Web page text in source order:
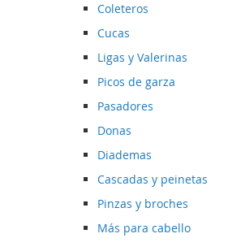
Coleteros
Cucas
Ligas y Valerinas
Picos de garza
Pasadores
Donas
Diademas
Cascadas y peinetas
Pinzas y broches
Más para cabello